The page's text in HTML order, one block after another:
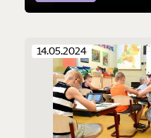
14.05.2024